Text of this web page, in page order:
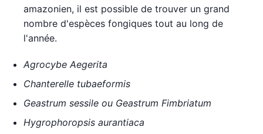
amazonien, il est possible de trouver un grand
nombre d'espèces fongiques tout au long de
l'année.
Agrocybe Aegerita
Chanterelle tubaeformis
Geastrum sessile ou Geastrum Fimbriatum
Hygrophoropsis aurantiaca